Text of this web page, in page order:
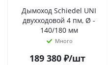
Дымоход Schiedel UNI
двухходовой 4 пм, Ø -
140/180 мм
Много
189 380₽/шт